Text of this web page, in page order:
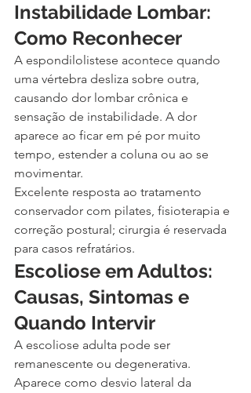
Instabilidade Lombar:
Como Reconhecer
A espondilolistese acontece quando
uma vértebra desliza sobre outra,
causando dor lombar crônica e
sensação de instabilidade. A dor
aparece ao ficar em pé por muito
tempo, estender a coluna ou ao se
movimentar.
Excelente resposta ao tratamento
conservador com pilates, fisioterapia e
correção postural; cirurgia é reservada
para casos refratários.
Escoliose em Adultos:
Causas, Sintomas e
Quando Intervir
A escoliose adulta pode ser
remanescente ou degenerativa.
Aparece como desvio lateral da